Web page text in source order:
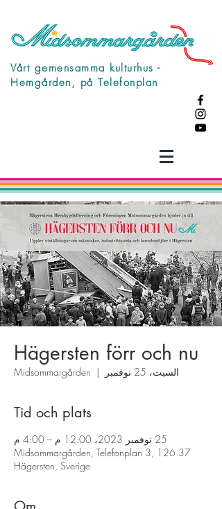
Vårt gemensamma kulturhus -
Hemgården, på Telefonplan
Hägersten förr och nu
السبت، 25 نوفمبر
  |
Midsommargården
Tid och plats
25 نوفمبر 2023، 12:00 م – 4:00 م
Midsommargården, Telefonplan 3, 126 37
Hägersten, Sverige